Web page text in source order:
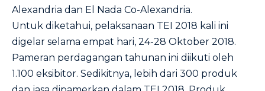
Alexandria dan El Nada Co-Alexandria.
Untuk diketahui, pelaksanaan TEI 2018 kali ini
digelar selama empat hari, 24-28 Oktober 2018.
Pameran perdagangan tahunan ini diikuti oleh
1.100 eksibitor. Sedikitnya, lebih dari 300 produk